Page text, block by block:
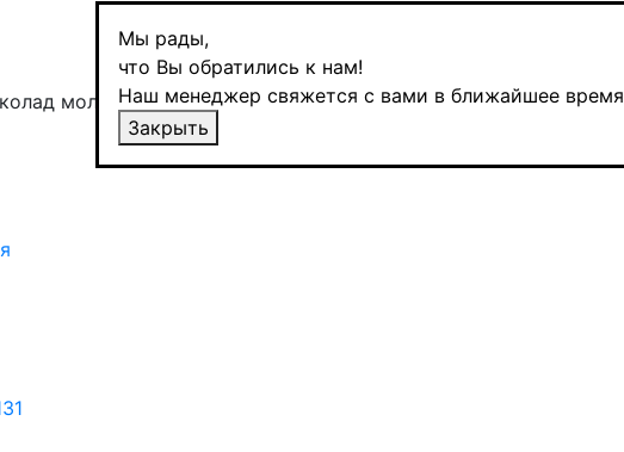
Мы рады,
что Вы обратились к нам!
Наш менеджер свяжется с вами в ближайшее время
Закрыть
молочный, 85 гр